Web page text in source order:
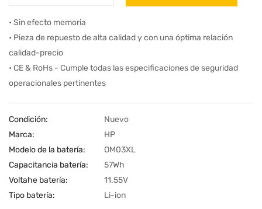
• Sin efecto memoria
• Pieza de repuesto de alta calidad y con una óptima relación
calidad-precio
• CE & RoHs - Cumple todas las especificaciones de seguridad
operacionales pertinentes
Condición:
Nuevo
Marca:
HP
Modelo de la batería:
OM03XL
Capacitancia batería:
57Wh
Voltahe batería:
11.55V
Tipo batería:
Li-ion